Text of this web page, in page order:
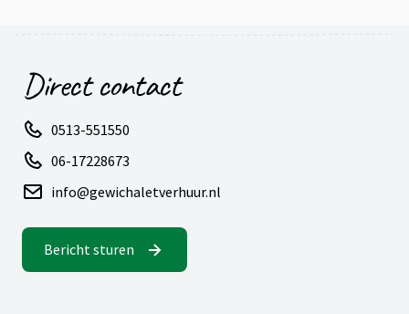
Direct contact
0513-551550
06-17228673
info@gewichaletverhuur.nl
Bericht sturen